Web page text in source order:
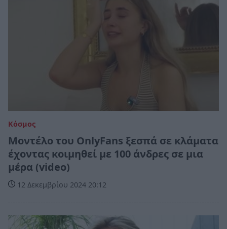
Κόσμος
Μοντέλο του OnlyFans ξεσπά σε κλάματα
έχοντας κοιμηθεί με 100 άνδρες σε μια
μέρα (video)
12 Δεκεμβρίου 2024 20:12